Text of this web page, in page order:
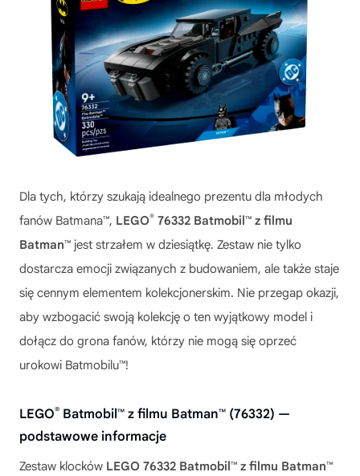
Dla tych, którzy szukają idealnego prezentu dla młodych
fanów Batmana™, LEGO® 76332 Batmobil™ z filmu
Batman™ jest strzałem w dziesiątkę. Zestaw nie tylko
dostarcza emocji związanych z budowaniem, ale także staje
się cennym elementem kolekcjonerskim. Nie przegap okazji,
aby wzbogacić swoją kolekcję o ten wyjątkowy model i
dołącz do grona fanów, którzy nie mogą się oprzeć
urokowi Batmobilu™!
LEGO® Batmobil™ z filmu Batman™ (76332) —
podstawowe informacje
Zestaw klocków LEGO 76332 Batmobil™ z filmu Batman™